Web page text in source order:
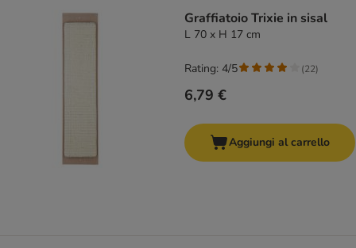
Graffiatoio Trixie in sisal
L 70 x H 17 cm
6,79 €
Rating: 4/5 (22)
Aggiungi al carrello